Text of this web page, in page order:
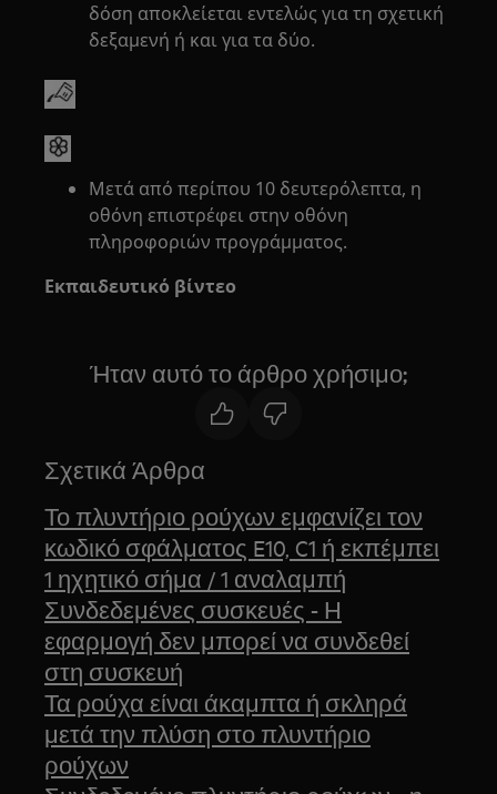
δόση αποκλείεται εντελώς για τη σχετική
δεξαμενή ή και για τα δύο.
Μετά από περίπου 10 δευτερόλεπτα, η
οθόνη επιστρέφει στην οθόνη
πληροφοριών προγράμματος.
Εκπαιδευτικό βίντεο
Ήταν αυτό το άρθρο χρήσιμο;
Σχετικά Άρθρα
Το πλυντήριο ρούχων εμφανίζει τον
κωδικό σφάλματος E10, C1 ή εκπέμπει
1 ηχητικό σήμα / 1 αναλαμπή
Συνδεδεμένες συσκευές - Η
εφαρμογή δεν μπορεί να συνδεθεί
στη συσκευή
Τα ρούχα είναι άκαμπτα ή σκληρά
μετά την πλύση στο πλυντήριο
ρούχων